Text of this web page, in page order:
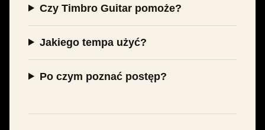
Czy Timbro Guitar pomoże?
Jakiego tempa użyć?
Po czym poznać postęp?